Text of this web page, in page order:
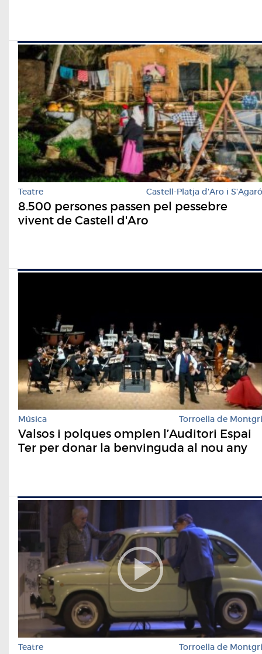
Teatre Castell-Platja d'Aro i S'Agaró
8.500 persones passen pel pessebre
vivent de Castell d'Aro
Música Torroella de Montgrí
Valsos i polques omplen l’Auditori Espai
Ter per donar la benvinguda al nou any
Teatre Torroella de Montgrí